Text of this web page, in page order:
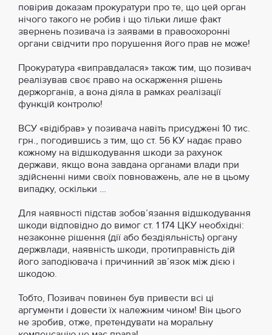
повірив доказам прокуратури про те, що цей орган
нічого такого не робив і що тільки лише факт
звернень позивача із заявами в правоохоронні
органи свідчити про порушення його прав не може!
Прокуратура «виправдалася» також тим, що позивач
реалізував своє право на оскарження рішень
держорганів, а вона діяла в рамках реалізації
функцій контролю!
ВСУ «відібрав» у позивача навіть присуджені 10 тис.
грн., погодившись з тим, що ст. 56 КУ надає право
кожному на відшкодування шкоди за рахунок
держави, якщо вона завдана органами влади при
здійсненні ними своїх повноважень, але не в цьому
випадку, оскільки …
Для наявності підстав зобов’язання відшкодування
шкоди відповідно до вимог ст. 1 174 ЦКУ необхідні:
незаконне рішення (дії або бездіяльність) органу
держвлади, наявність шкоди, протиправність дій
його заподіювача і причинний зв’язок між дією і
шкодою.
Тобто, Позивач повинен був привести всі ці
аргументи і довести їх належним чином! Він цього
не зробив, отже, претендувати на моральну